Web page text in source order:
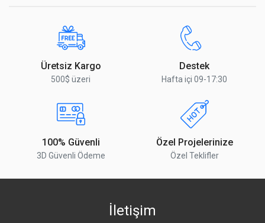
Üretsiz Kargo
500$ üzeri
Destek
Hafta içi 09-17:30
100% Güvenli
3D Güvenli Ödeme
Özel Projelerinize
Özel Teklifler
İletişim